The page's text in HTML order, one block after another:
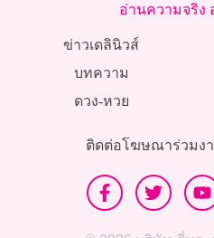
อ่านความจริง
ข่าวเดลินิวส์
บทความ
ดวง-หวย
ติดต่อโฆษณาร่วมง